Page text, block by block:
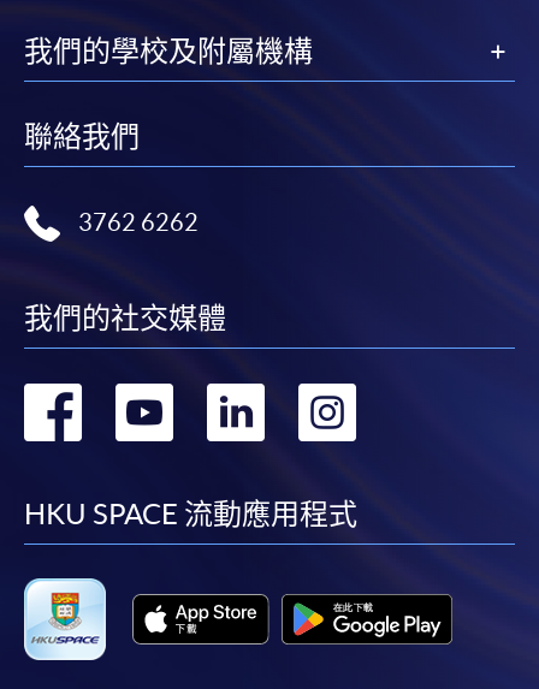
我們的學校及附屬機構
聯絡我們
3762 6262
我們的社交媒體
轉
facebook
轉
youtube
轉
linkedin
轉
HKU SPACE 流動應用程式